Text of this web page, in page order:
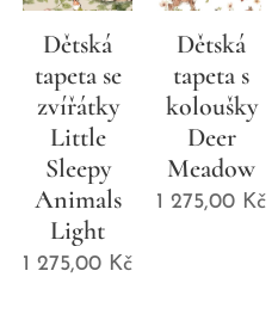
Dětská
tapeta se
zvířátky
Little
Sleepy
Animals
Light
1 275,00 Kč
Dětská
tapeta s
koloušky
Deer
Meadow
1 275,00 Kč